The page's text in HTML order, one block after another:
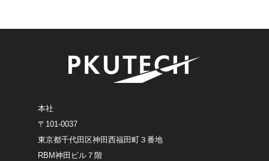
本社
〒101-0037
東京都千代田区神田西福田町３番地
RBM神田ビル７階